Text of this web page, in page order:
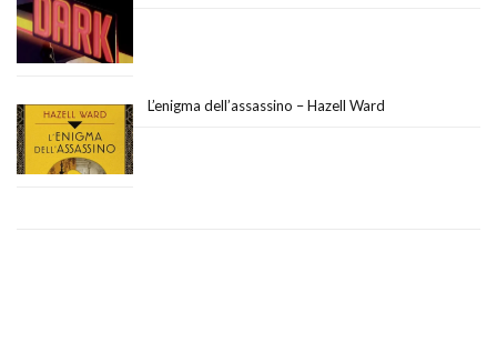
L’enigma dell’assassino – Hazell Ward